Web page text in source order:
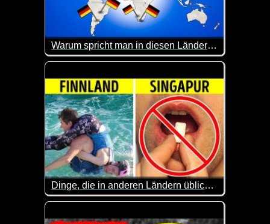
Warum spricht man in diesen Ländern Deutsch?
Etwa 82 Millionen Deutsche haben Deutsch als
Dinge, die in anderen Ländern üblich sind, in deinem Land aber absurd erscheinen
Eine lustige Sache, dass Leute einem riesigen